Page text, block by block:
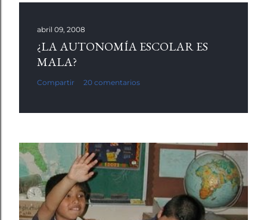
abril 09, 2008
¿LA AUTONOMÍA ESCOLAR ES
MALA?
Compartir 20 comentarios